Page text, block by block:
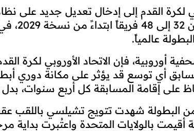
لكرة القدم إلى إدخال تعديل جديد على
عدد
عالمياً.
أوروبية، فإن الاتحاد الأوروبي لكرة
أي توسع قد يؤثر على مكانة دوري
على إقامة المسابقة كل أربع سنوات،
البطولة شهدت تتويج تشيلسي باللقب
بالولايات المتحدة واعتُبرت بداية